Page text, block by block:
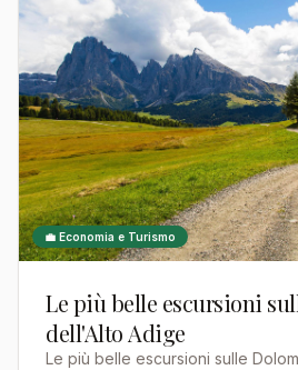
💼 Economia e Turismo
Le più belle escursioni
dell'Alto Adige
Le più belle escursioni sulle